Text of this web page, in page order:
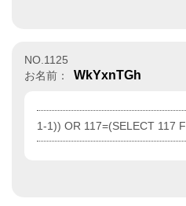
NO.1125
お名前：
WkYxnTGh
1-1)) OR 117=(SELECT 117